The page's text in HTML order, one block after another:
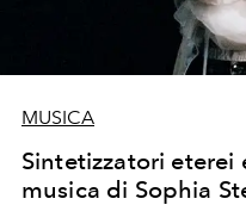
MUSICA
Sintetizzatori eterei
musica di Sophia